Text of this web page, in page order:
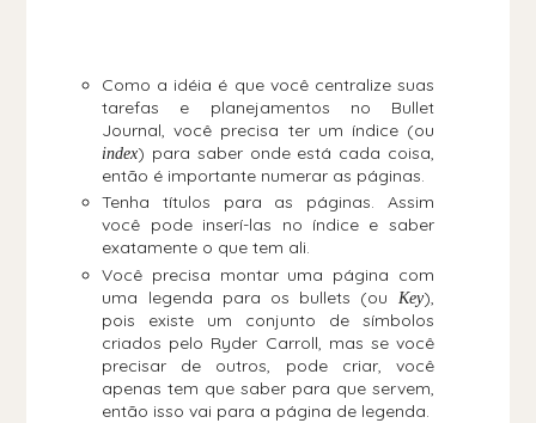
Como a idéia é que você centralize suas
tarefas e planejamentos no Bullet
Journal, você precisa ter um índice (ou
index) para saber onde está cada coisa,
então é importante numerar as páginas.
Tenha títulos para as páginas. Assim
você pode inserí-las no índice e saber
exatamente o que tem ali.
Você precisa montar uma página com
uma legenda para os bullets (ou
Key),
pois existe um conjunto de símbolos
criados pelo Ryder Carroll, mas se você
precisar de outros, pode criar, você
apenas tem que saber para que servem,
então isso vai para a página de legenda.